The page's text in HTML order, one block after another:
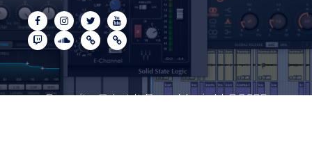
Copyrite @ Let It Drop Music LLC 2022